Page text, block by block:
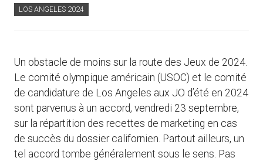
LOS ANGELES 2024
Un obstacle de moins sur la route des Jeux de 2024.
Le comité olympique américain (USOC) et le comité
de candidature de Los Angeles aux JO d’été en 2024
sont parvenus à un accord, vendredi 23 septembre,
sur la répartition des recettes de marketing en cas
de succès du dossier californien. Partout ailleurs, un
tel accord tombe généralement sous le sens. Pas